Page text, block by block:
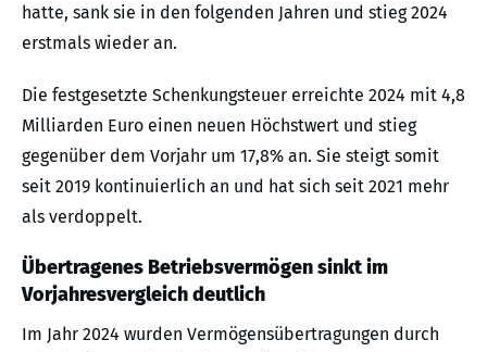
hatte, sank sie in den folgenden Jahren und stieg 2024
erstmals wieder an.
Die festgesetzte Schenkungsteuer erreichte 2024 mit 4,8
Milliarden Euro einen neuen Höchstwert und stieg
gegenüber dem Vorjahr um 17,8% an. Sie steigt somit
seit 2019 kontinuierlich an und hat sich seit 2021 mehr
als verdoppelt.
Übertragenes Betriebsvermögen sinkt im
Vorjahresvergleich deutlich
Im Jahr 2024 wurden Vermögensübertragungen durch